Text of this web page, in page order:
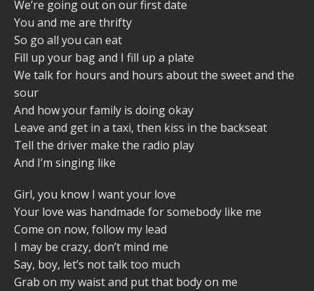
We’re going out on our first date
You and me are thrifty
So go all you can eat
Fill up your bag and I fill up a plate
We talk for hours and hours about the sweet and the
sour
And how your family is doing okay
Leave and get in a taxi, then kiss in the backseat
Tell the driver make the radio play
And I’m singing like
Girl, you know I want your love
Your love was handmade for somebody like me
Come on now, follow my lead
I may be crazy, don’t mind me
Say, boy, let’s not talk too much
Grab on my waist and put that body on me